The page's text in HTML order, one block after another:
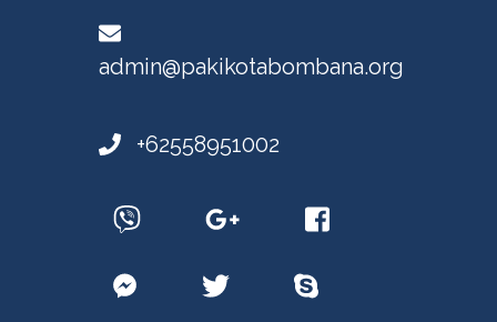
admin@pakikotabombana.org
+62558951002